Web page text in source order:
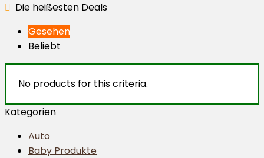
Die heißesten Deals
Gesehen
Beliebt
No products for this criteria.
Kategorien
Auto
Baby Produkte